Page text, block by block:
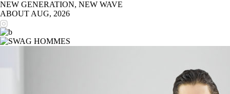
NEW GENERATION, NEW WAVE
ABOUT AUG, 2026